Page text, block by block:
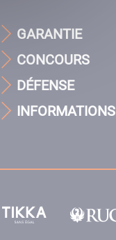
GARANTIE
CONCOURS
DÉFENSE
INFORMATIONS